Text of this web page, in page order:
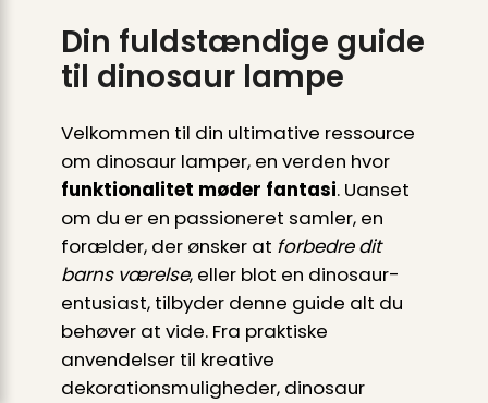
Din fuldstændige guide
til dinosaur lampe
Velkommen til din ultimative ressource
om dinosaur lamper, en verden hvor
funktionalitet møder fantasi. Uanset
om du er en passioneret samler, en
forælder, der ønsker at forbedre dit
barns værelse, eller blot en dinosaur-
entusiast, tilbyder denne guide alt du
behøver at vide. Fra praktiske
anvendelser til kreative
dekorationsmuligheder, dinosaur